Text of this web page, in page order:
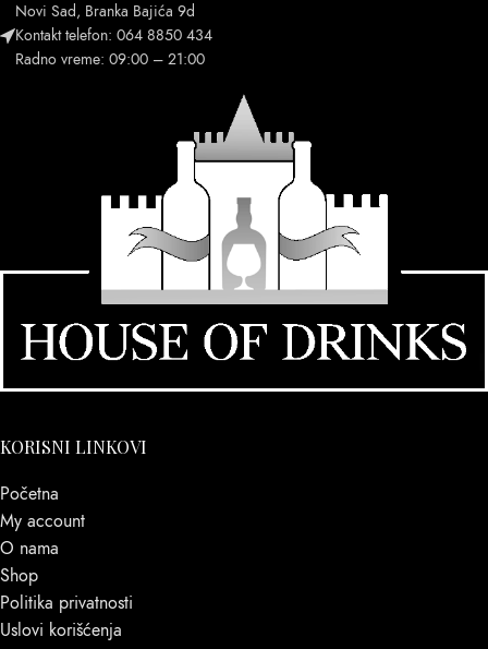
Novi Sad, Branka Bajića 9d
Kontakt telefon: 064 8850 434
Radno vreme: 09:00 – 21:00
KORISNI LINKOVI
Početna
My account
O nama
Shop
Politika privatnosti
Uslovi korišćenja